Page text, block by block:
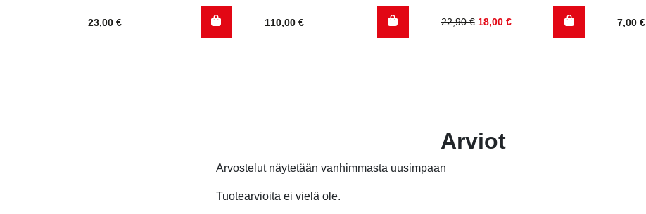
23,00 € 110,00 € 22,90€
Alkuperäinen
18,00 €
Nykyinen
7,00€
Arviot
Arvostelut näytetään vanhimmasta uusimpaan
Tuotearvioita ei vielä ole.